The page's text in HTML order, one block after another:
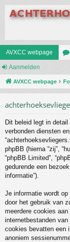
AVXCC webpage
u
s
Aanmelden
AVXCC webpage
Dit beleid legt in
verbonden diensten en
phpBB (hierna “zij”,
“phpBB Limited”,
gedurende een
informatie”).
Je informatie wordt
door het gebruik van
meerdere cookies
internetbestanden
cookies bevatten een
anoniem